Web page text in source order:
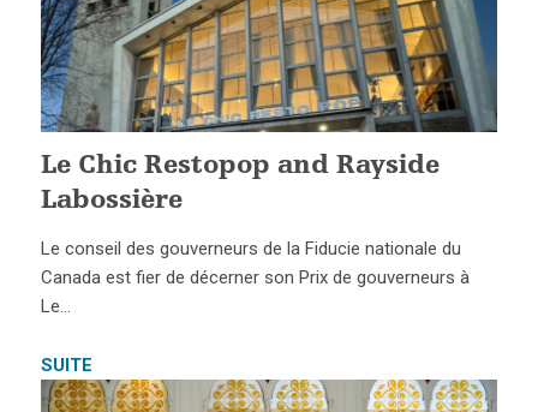
Le Chic Restopop and Rayside
Labossière
Le conseil des gouverneurs de la Fiducie nationale du
Canada est fier de décerner son Prix de gouverneurs à
Le…
SUITE